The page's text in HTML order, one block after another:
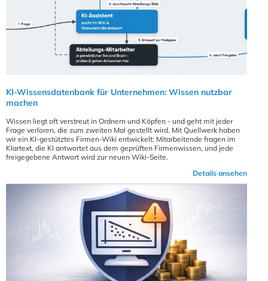
KI-Wissensdatenbank für Unternehmen: Wissen nutzbar
machen
Wissen liegt oft verstreut in Ordnern und Köpfen - und geht mit jeder
Frage verloren, die zum zweiten Mal gestellt wird. Mit Quellwerk haben
wir ein KI-gestütztes Firmen-Wiki entwickelt: Mitarbeitende fragen im
Klartext, die KI antwortet aus dem geprüften Firmenwissen, und jede
freigegebene Antwort wird zur neuen Wiki-Seite.
Details ansehen